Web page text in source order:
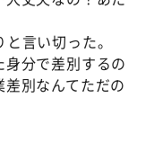
言い切った。
身分で差別するの
別なんてただの